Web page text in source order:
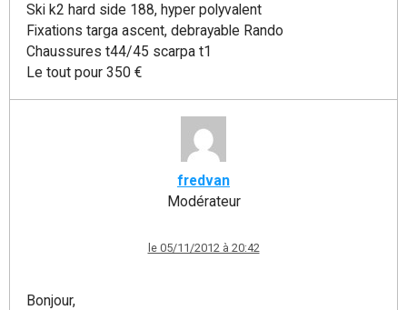
Ski k2 hard side 188, hyper polyvalent
Fixations targa ascent, debrayable Rando
Chaussures t44/45 scarpa t1
Le tout pour 350 €
fredvan
Modérateur
le 05/11/2012 à 20:42
Bonjour,